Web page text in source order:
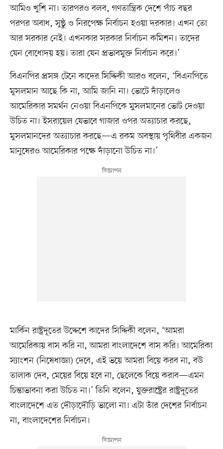
আমিও খুশি না। তারপরও বলব, গণতান্ত্রিক দেশে পাঁচ বছর
পরপর অবাধ, সুষ্ঠু ও নিরপেক্ষ নির্বাচন হওয়া দরকার। এখন তো
আর সরকার নেই। এখনকার সরকার নির্বাচন কমিশন। তাদের
যেন বোধোদয় হয়। তারা যেন প্রভাবমুক্ত নির্বাচন করে।’
বিএনপির প্রসঙ্গ টেনে কাদের সিদ্দিকী আরও বলেন, ‘বিএনপিতে
মুসলমান আছে কি না, আমি জানি না। ভোটে দাঁড়ালেও
আমেরিকার সমর্থন নেওয়া বিএনপিকে মুসলমানের ভোট দেওয়া
উচিত না। ইসরায়েল যেভাবে গাজার ওপর অত্যাচার করছে,
মুসলমানদের অত্যাচার করছে—এ রকম অবস্থায় পৃথিবীর একজন
মানুষেরও আমেরিকার পক্ষে দাঁড়ানো উচিত না।’
মার্কিন রাষ্ট্রদূতের উদ্দেশে কাদের সিদ্দিকী বলেন, ‘আমরা
আমেরিকায় বাস করি না, আমরা বাংলাদেশে বাস করি। আমেরিকা
স্যাংশন (নিষেধাজ্ঞা) দেবে, এই ভয়ে আমরা বিয়ে করব না, বউ
তালাক দেব, মেয়ের বিয়ে হবে না, ছেলেকে বিয়ে করাব—এমন
চিন্তাভাবনা করা উচিত না।’ তিনি বলেন, যুক্তরাষ্ট্রের রাষ্ট্রদূতের
বাংলাদেশে এত দৌড়াদৌড়ি ভালো না। এটা তাঁর দেশের নির্বাচন
না, বাংলাদেশের নির্বাচন।